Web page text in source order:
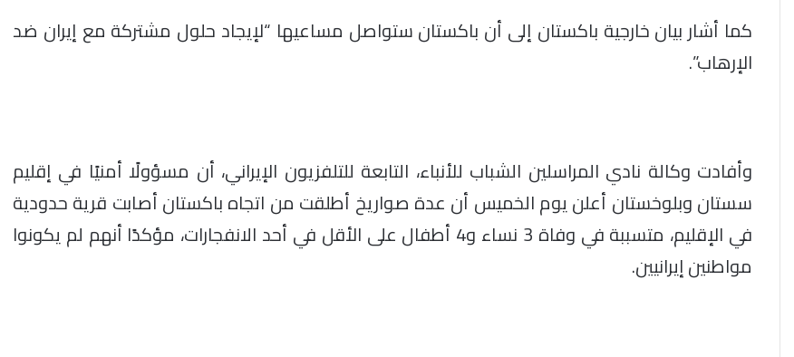
كما أشار بيان خارجية باكستان إلى أن باكستان ستواصل مساعيها “لإيجاد حلول مشتركة مع إيران ضد
الإرهاب”.
وأفادت وكالة نادي المراسلين الشباب للأنباء، التابعة للتلفزيون الإيراني، أن مسؤولًا أمنيًا في إقليم
سستان وبلوخستان أعلن يوم الخميس أن عدة صواريخ أطلقت من اتجاه باكستان أصابت قرية حدودية
في الإقليم، متسببة في وفاة 3 نساء و4 أطفال على الأقل في أحد الانفجارات، مؤكدًا أنهم لم يكونوا
مواطنين إيرانيين.